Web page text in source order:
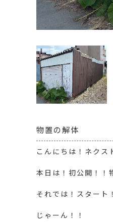
物置の解体
こんにちは！ネク
本日は！初公開！！
それでは！スタート
じゃーん！！